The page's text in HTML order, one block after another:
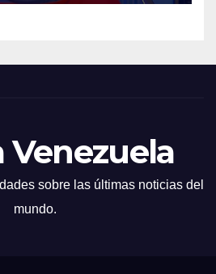
Venezuela
sobre las últimas noticias del
mundo.